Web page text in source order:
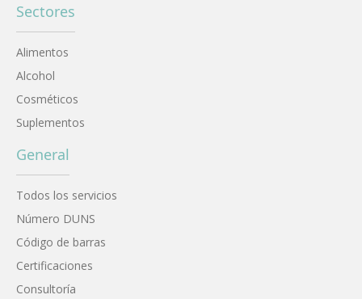
Sectores
Alimentos
Alcohol
Cosméticos
Suplementos
General
Todos los servicios
Número DUNS
Código de barras
Certificaciones
Consultoría